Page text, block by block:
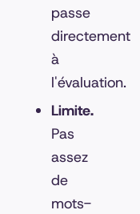
passe
directement
à
l'évaluation.
Limite.
Pas
assez
de
mots-